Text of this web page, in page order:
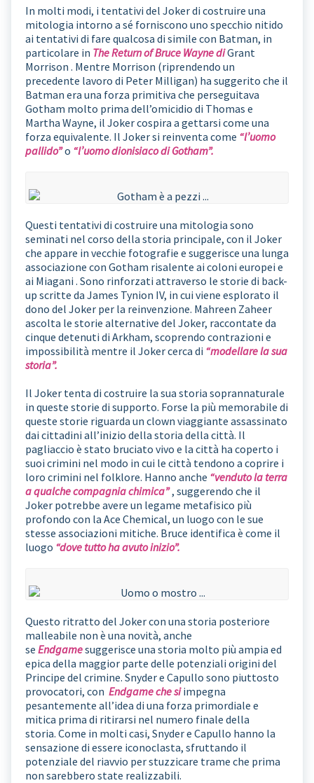
In molti modi, i tentativi del Joker di costruire una
mitologia intorno a sé forniscono uno specchio nitido
ai tentativi di fare qualcosa di simile con Batman, in
particolare in The Return of Bruce Wayne diGrant
Morrison . Mentre Morrison (riprendendo un
precedente lavoro di Peter Milligan) ha suggerito che il
Batman era una forza primitiva che perseguitava
Gotham molto prima dell’omicidio di Thomas e
Martha Wayne, il Joker cospira a gettarsi come una
forza equivalente. Il Joker si reinventa come “l’uomo
pallido”o “l’uomo dionisiaco di Gotham”.
Questi tentativi di costruire una mitologia sono
seminati nel corso della storia principale, con il Joker
che appare in vecchie fotografie e suggerisce una lunga
associazione con Gotham risalente ai coloni europei e
ai Miagani . Sono rinforzati attraverso le storie di back-
up scritte da James Tynion IV, in cui viene esplorato il
dono del Joker per la reinvenzione. Mahreen Zaheer
ascolta le storie alternative del Joker, raccontate da
cinque detenuti di Arkham, scoprendo contrazioni e
impossibilità mentre il Joker cerca di “modellare la sua
storia”.
Il Joker tenta di costruire la sua storia soprannaturale
in queste storie di supporto. Forse la più memorabile di
queste storie riguarda un clown viaggiante assassinato
dai cittadini all’inizio della storia della città. Il
pagliaccio è stato bruciato vivo e la città ha coperto i
suoi crimini nel modo in cui le città tendono a coprire i
loro crimini nel folklore. Hanno anche “venduto la terra
a qualche compagnia chimica”, suggerendo che il
Joker potrebbe avere un legame metafisico più
profondo con la Ace Chemical, un luogo con le sue
stesse associazioni mitiche. Bruce identifica è come il
luogo “dove tutto ha avuto inizio”.
Questo ritratto del Joker con una storia posteriore
malleabile non è una novità, anche
se Endgamesuggerisce una storia molto più ampia ed
epica della maggior parte delle potenziali origini del
Principe del crimine. Snyder e Capullo sono piuttosto
provocatori, con Endgame che siimpegna
pesantemente all’idea di una forza primordiale e
mitica prima di ritirarsi nel numero finale della
storia. Come in molti casi, Snyder e Capullo hanno la
sensazione di essere iconoclasta, sfruttando il
potenziale del riavvio per stuzzicare trame che prima
non sarebbero state realizzabili.